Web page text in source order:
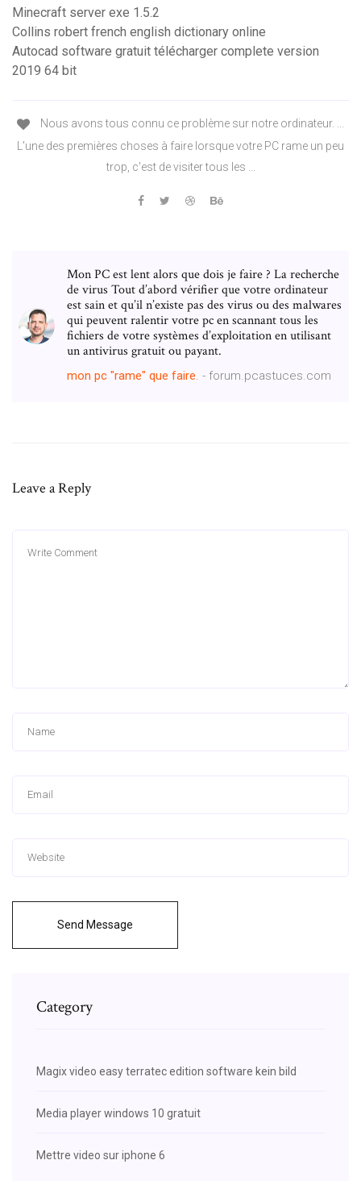
Minecraft server exe 1.5.2
Collins robert french english dictionary online
Autocad software gratuit télécharger complete version
2019 64 bit
Nous avons tous connu ce problème sur notre ordinateur. ...
L'une des premières choses à faire lorsque votre PC rame un peu
trop, c'est de visiter tous les ...
Mon PC est lent alors que dois je faire ? La recherche
de virus Tout d’abord vérifier que votre ordinateur
est sain et qu’il n’existe pas des virus ou des malwares
qui peuvent ralentir votre pc en scannant tous les
fichiers de votre systèmes d’exploitation en utilisant
un antivirus gratuit ou payant.
mon pc "rame" que faire. - forum.pcastuces.com
Leave a Reply
Send Message
Category
Magix video easy terratec edition software kein bild
Media player windows 10 gratuit
Mettre video sur iphone 6